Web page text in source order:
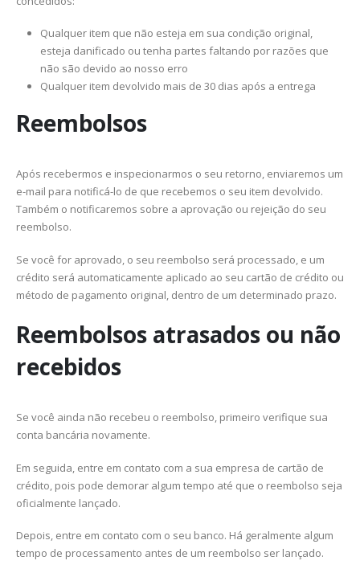
Qualquer item que não esteja em sua condição original,
esteja danificado ou tenha partes faltando por razões que
não são devido ao nosso erro
Qualquer item devolvido mais de 30 dias após a entrega
Reembolsos
Após recebermos e inspecionarmos o seu retorno, enviaremos um
e-mail para notificá-lo de que recebemos o seu item devolvido.
Também o notificaremos sobre a aprovação ou rejeição do seu
reembolso.
Se você for aprovado, o seu reembolso será processado, e um
crédito será automaticamente aplicado ao seu cartão de crédito ou
método de pagamento original, dentro de um determinado prazo.
Reembolsos atrasados ou não
recebidos
Se você ainda não recebeu o reembolso, primeiro verifique sua
conta bancária novamente.
Em seguida, entre em contato com a sua empresa de cartão de
crédito, pois pode demorar algum tempo até que o reembolso seja
oficialmente lançado.
Depois, entre em contato com o seu banco. Há geralmente algum
tempo de processamento antes de um reembolso ser lançado.